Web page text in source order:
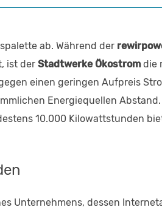
ab. Während der
ist der Stadtwerke Ökostromdie
einen geringen Aufpreis
Energiequellen
10.000 Kilowattstunden
Unternehmens, dessen